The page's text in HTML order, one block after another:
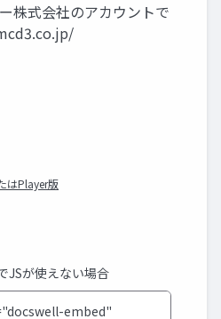
株式会社のアカウントで
はPlayer版
JSが使えない場合